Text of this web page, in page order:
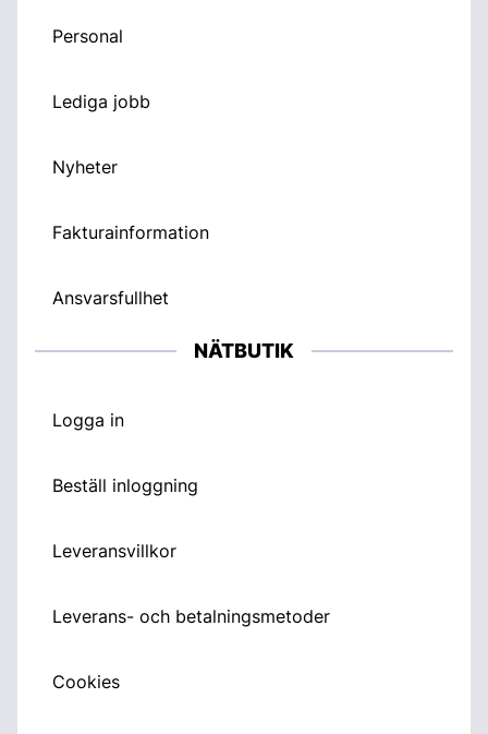
Personal
Lediga jobb
Nyheter
Fakturainformation
Ansvarsfullhet
NÄTBUTIK
Logga in
Beställ inloggning
Leveransvillkor
Leverans- och betalningsmetoder
Cookies